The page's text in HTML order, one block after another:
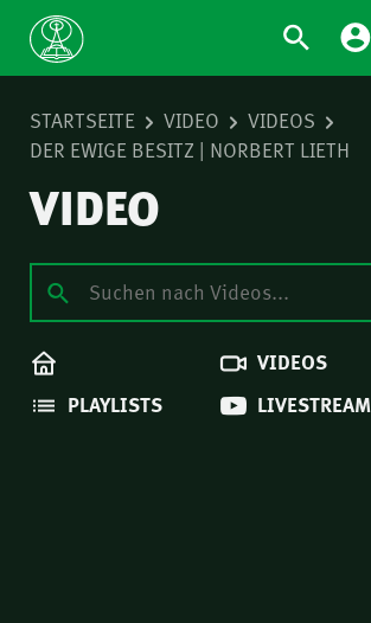
STARTSEITE VIDEO
VIDEOS
DER EWIGE BESITZ | NORBERT LIETH
VIDEO
VIDEOS
PLAYLISTS
LIVESTREAM